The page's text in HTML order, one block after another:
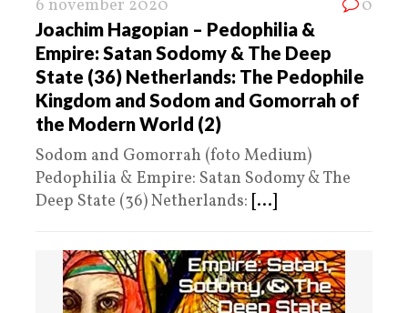
6 november 2020 0
Joachim Hagopian – Pedophilia &
Empire: Satan Sodomy & The Deep
State (36) Netherlands: The Pedophile
Kingdom and Sodom and Gomorrah of
the Modern World (2)
Sodom and Gomorrah (foto Medium)
Pedophilia & Empire: Satan Sodomy & The
Deep State (36) Netherlands: [...]